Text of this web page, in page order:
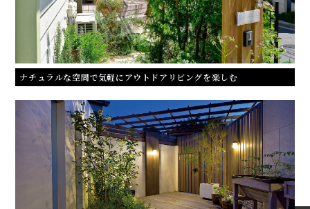
ナチュラルな空間で気軽にアウトドアリビングを楽しむ